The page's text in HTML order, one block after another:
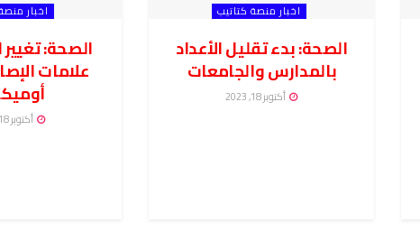
اخبار منصة كتاتيب
الصحة: بدء تقليل الأعداد
بالمدارس والجامعات
أكتوبر 18, 2023
اخبار
الصحة:
علامات
أكتوبر 18, 2023